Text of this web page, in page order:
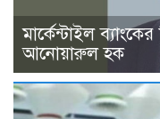
মার্কেন্টাইল
আনোয়ারুল হক